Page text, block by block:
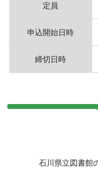
定員
申込開始日時
締切日時
石川県立図書館